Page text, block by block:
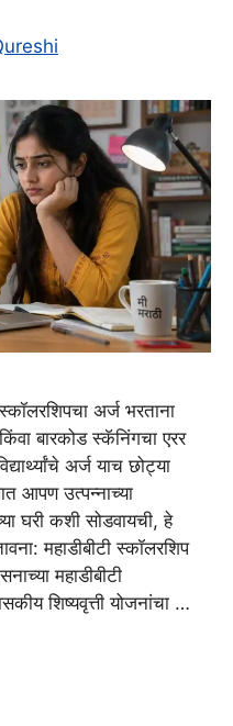
अर्ज भरताना
बारकोड स्कॅनिंगचा एरर
अर्ज याच छोट्या
आपण उत्पन्नाच्या
घरी कशी सोडवायची, हे
महाडीबीटी स्कॉलरशिप
महाडीबीटी
शिष्यवृत्ती योजनांचा …